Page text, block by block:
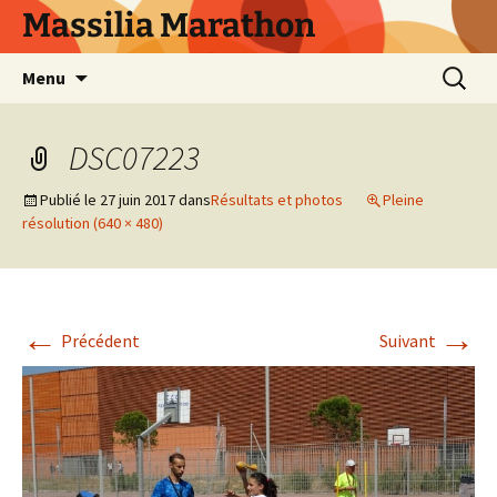
AllerMassilia Marathon
Menu
DSC07223
Publié le 27 juin 2017dansRésultats et photos
Pleine
résolution (640 × 480)
← Précédent Suivant →